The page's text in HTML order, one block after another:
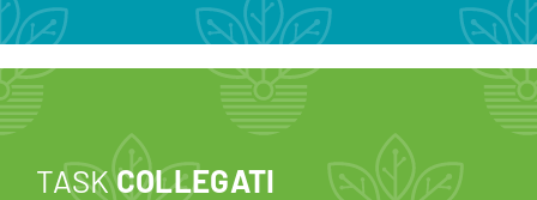
TASKCOLLEGATI